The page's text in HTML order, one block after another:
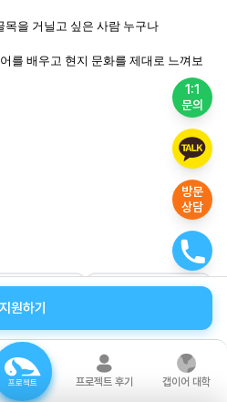
1:1
문의
방문
상담
목을 거닐고 싶은 사람 누구나
를 배우고 현지 문화를 제대로 느껴보
지원하기
프로젝트 프로젝트 후기 갭이어 대학